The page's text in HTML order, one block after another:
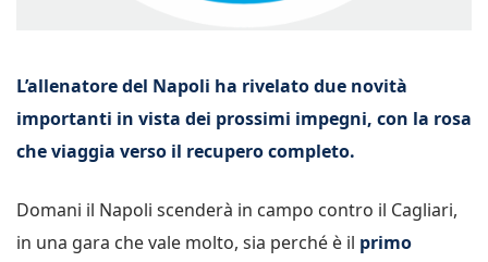
L’allenatore del Napoli ha rivelato due novità
importanti in vista dei prossimi impegni, con la rosa
che viaggia verso il recupero completo.
Domani il Napoli scenderà in campo contro il Cagliari,
in una gara che vale molto, sia perché è il primo